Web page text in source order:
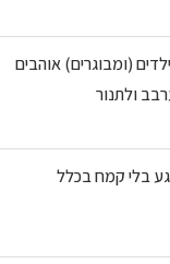
(ומבוגרים) אוהבים
ולתנור
בלי קמח בכלל